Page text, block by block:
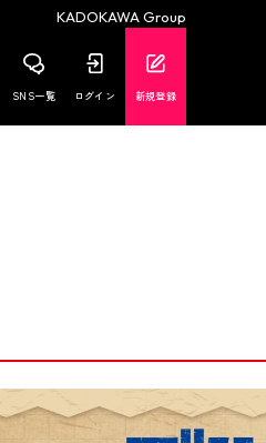
KADOKAWA Group
SNS一覧 ログイン 新規登録